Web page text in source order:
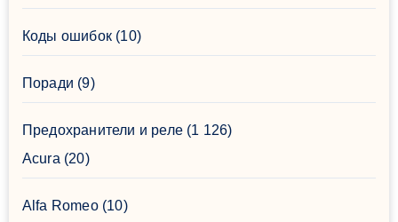
Коды ошибок(10)
Поради (9)
Предохранители и реле(1 126)
Acura (20)
Alfa Romeo(10)